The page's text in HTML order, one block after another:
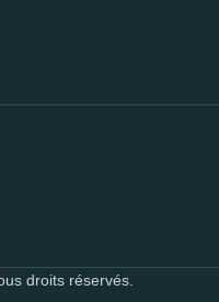
droits réservés.
🟢